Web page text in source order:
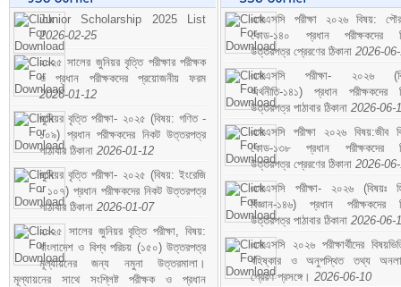
Junior Scholarship 2025 List
2026-02-25
২০২৫ সালের জুনিয়র বৃত্তি পরীক্ষার পরীক্ষক
ও প্রধান পরীক্ষকদের প্রয়োজনীয় ফরম
2026-01-12
জুনিয়র বৃত্তি পরীক্ষা- ২০২৫ (বিষয়: গণিত -
১০৯) প্রধান পরীক্ষকদের নিকট উত্তরপত্র
পাঠাবার ঠিকানা 2026-01-12
জুনিয়র বৃত্তি পরীক্ষা- ২০২৫ (বিষয়: ইংরেজি
- ১০৭) প্রধান পরীক্ষকদের নিকট উত্তরপত্র
পাঠাবার ঠিকানা 2026-01-07
২০২৫ সালের জুনিয়র বৃত্তি পরীক্ষা, বিষয়:
বাংলাদেশ ও বিশ্ব পরিচয় (১৫০) উত্তরপত্র
মূল্যায়নের জন্য নমুনা উত্তরমালা।
মূল্যায়নের সাথে সংশ্লিষ্ট পরীক্ষক ও প্রধান
এসএসসি পরীক্ষা ২০২৬ বিষয়:
কোড-১৪০ প্রধান পরীক্ষকদের
উত্তরপত্র প্রেরণের ঠিকানা 2026-
এসএসসি পরীক্ষা- ২০২৬
অর্থনীতি-১৪১) প্রধান পরীক্ষকদের
উত্তরপত্র পাঠাবার ঠিকানা 2026-06-
এসএসসি পরীক্ষা ২০২৬ বিষয়:জীব
কোড-১৩৮ প্রধান পরীক্ষকদের
উত্তরপত্র প্রেরণের ঠিকানা 2026-
এসএসসি পরীক্ষা- ২০২৬ (বিষয়ঃ
বিজ্ঞান-১৪৬) প্রধান পরীক্ষকদের
উত্তরপত্র পাঠাবার ঠিকানা 2026-06-
এসএসসি ২০২৬ পরীক্ষার্থীদের
বহিষ্কার ও অনুপস্থিত তথ্য
প্রেরণ প্রসঙ্গে। 2026-06-10